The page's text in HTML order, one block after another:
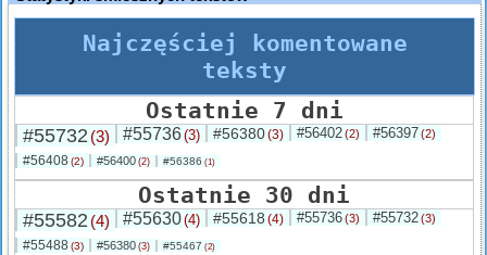
Najczęściej komentowane
teksty
Ostatnie 7 dni
#55732 (3) #55736(3) #56380(3) #56402(2) #56397(2)
#56408 (2) #56400 (2) #56386 (1)
Ostatnie 30 dni
#55582 (4) #55630(4) #55618 (4) #55736(3) #55732(3)
#55488 (3) #56380 (3) #55467 (2)